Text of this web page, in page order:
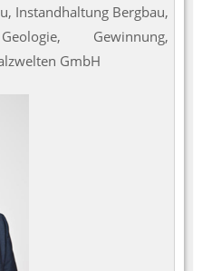
Instandhaltung Bergbau,
Gewinnung,
GmbH